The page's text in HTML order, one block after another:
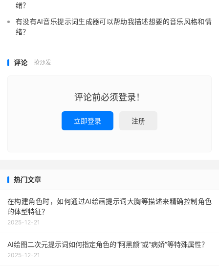
绪？
有没有AI音乐提示词生成器可以帮助我描述想要的音乐风格和情
绪？
评论 抢沙发
评论前必须登录！
立即登录 注册
热门文章
在构建角色时，如何通过AI绘画提示词大胸等描述来精确控制角色
的体型特征？
2025-12-21
AI绘图二次元提示词如何指定角色的“阿黑颜”或“病娇”等特殊属性？
2025-12-21